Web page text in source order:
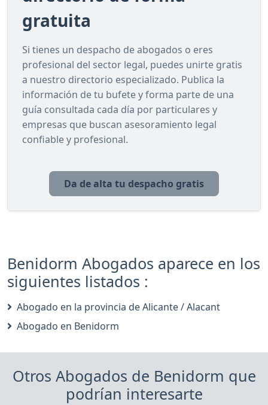
gratuita
Si tienes un despacho de abogados o eres
profesional del sector legal, puedes unirte gratis
a nuestro directorio especializado. Publica la
información de tu bufete y forma parte de una
guía consultada cada día por particulares y
empresas que buscan asesoramiento legal
confiable y profesional.
Da de alta tu despacho gratis
Benidorm Abogados aparece en los
siguientes listados :
Abogado en la provincia de Alicante / Alacant
Abogado en Benidorm
Otros Abogados de Benidorm que
podrían interesarte